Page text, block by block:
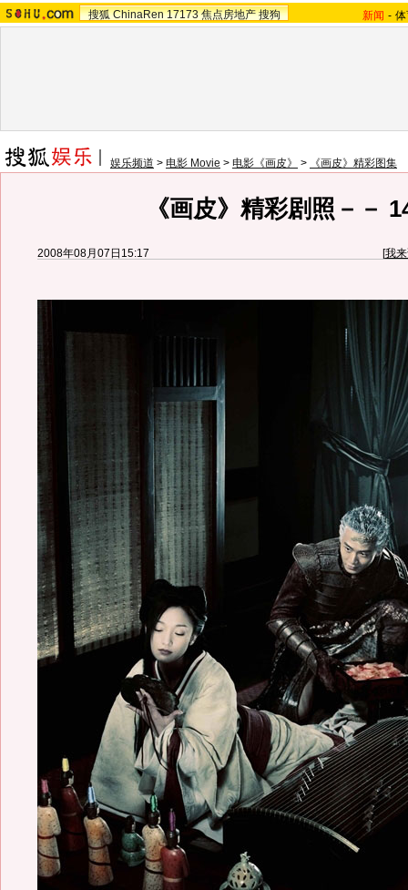
搜狐 ChinaRen 17173 焦点房地产 搜狗 新闻 -
娱乐频道 > 电影 Movie > 电影《画皮》 > 《画皮》精彩图集
《画皮》精彩剧照－－
2008年08月07日15:17 [我